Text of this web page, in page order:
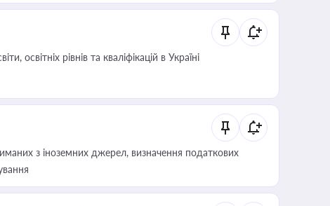
освітніх рівнів та кваліфікацій в Україні
з іноземних джерел, визначення податкових